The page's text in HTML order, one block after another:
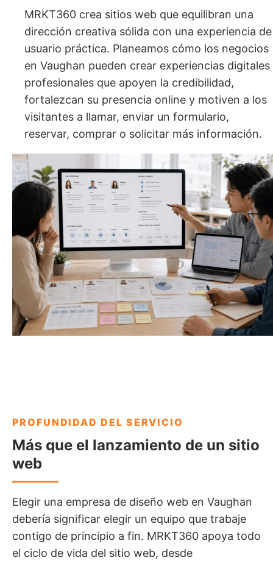
MRKT360 crea sitios web que equilibran una
dirección creativa sólida con una experiencia de
usuario práctica. Planeamos cómo los negocios
en Vaughan pueden crear experiencias digitales
profesionales que apoyen la credibilidad,
fortalezcan su presencia online y motiven a los
visitantes a llamar, enviar un formulario,
reservar, comprar o solicitar más información.
PROFUNDIDAD DEL SERVICIO
Más que el lanzamiento de un sitio
web
Elegir una empresa de diseño web en Vaughan
debería significar elegir un equipo que trabaje
contigo de principio a fin. MRKT360 apoya todo
el ciclo de vida del sitio web, desde